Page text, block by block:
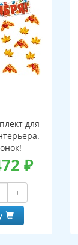
для
₽
+